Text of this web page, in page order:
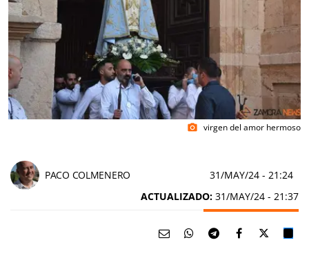
photo_camera virgen del amor hermoso
PACO COLMENERO 31/MAY/24 - 21:24
ACTUALIZADO: 31/MAY/24 - 21:37